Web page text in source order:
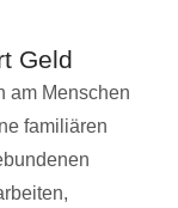
Geld
am Menschen
familiären